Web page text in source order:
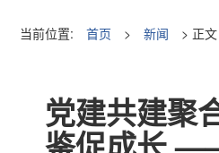
当前位置: 首页 > 新闻 > 正文
党建共建聚